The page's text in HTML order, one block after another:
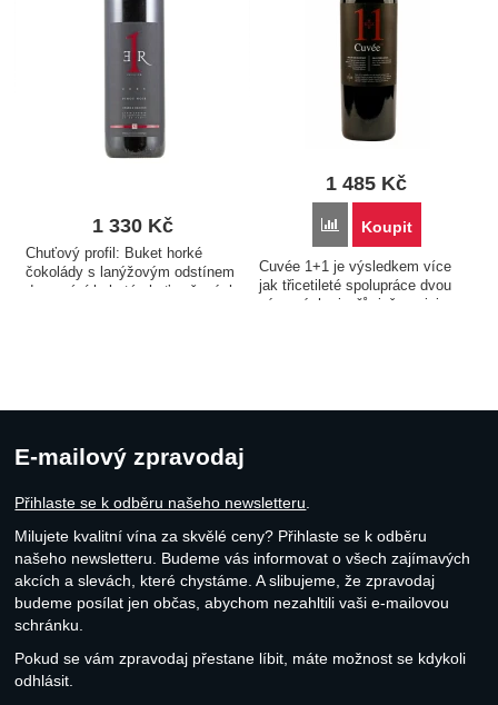
1 330 Kč
Chuťový profil: Buket horké
čokolády s lanýžovým odstínem
doprovází bohatá chuť sušených
1 485 Kč
Přidat 'Vinselekt
Koupit
Cuvée 1+1 je výsledkem více
jak třicetileté spolupráce dvou
výrazných vinařů, jež spojuje
E-mailový zpravodaj
Přihlaste se k odběru našeho newsletteru.
Milujete kvalitní vína za skvělé ceny? Přihlaste se k odběru
našeho newsletteru. Budeme vás informovat o všech zajímavých
akcích a slevách, které chystáme. A slibujeme, že zpravodaj
budeme posílat jen občas, abychom nezahltili vaši e-mailovou
schránku.
Pokud se vám zpravodaj přestane líbit, máte možnost se kdykoli
odhlásit.